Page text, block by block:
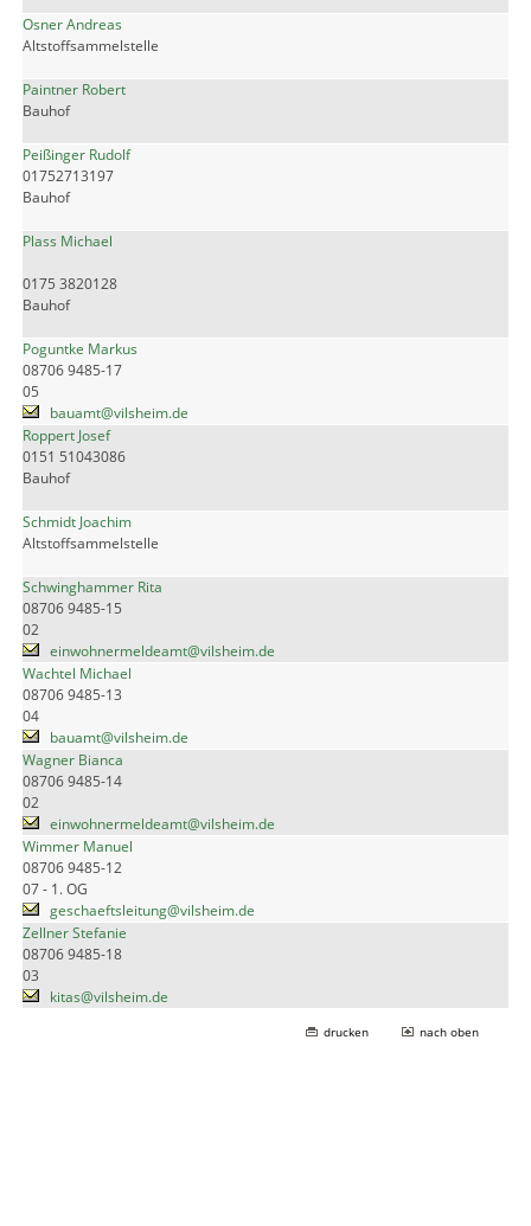
Osner Andreas
Altstoffsammelstelle
Paintner Robert
Bauhof
Peißinger Rudolf
01752713197
Bauhof
Plass Michael
0175 3820128
Bauhof
Poguntke Markus
08706 9485-17
05
bauamt@vilsheim.de
Roppert Josef
0151 51043086
Bauhof
Schmidt Joachim
Altstoffsammelstelle
Schwinghammer Rita
08706 9485-15
02
einwohnermeldeamt@vilsheim.de
Wachtel Michael
08706 9485-13
04
bauamt@vilsheim.de
Wagner Bianca
08706 9485-14
02
einwohnermeldeamt@vilsheim.de
Wimmer Manuel
08706 9485-12
07 - 1. OG
geschaeftsleitung@vilsheim.de
Zellner Stefanie
08706 9485-18
03
kitas@vilsheim.de
drucken nach oben